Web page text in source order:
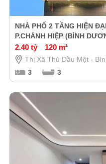
NHÀ PHỐ 2 TẦNG HIỆN
P.CHÁNH HIỆP (BÌNH
2.40 tỷ 120 m²
Thị Xã Thủ Dầu Một -
3
3